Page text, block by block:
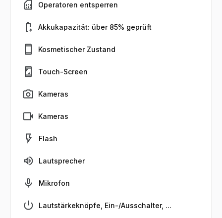
Operatoren entsperren
Akkukapazität: über 85% geprüft
Kosmetischer Zustand
Touch-Screen
Kameras
Kameras
Flash
Lautsprecher
Mikrofon
Lautstärkeknöpfe, Ein-/Ausschalter, ...